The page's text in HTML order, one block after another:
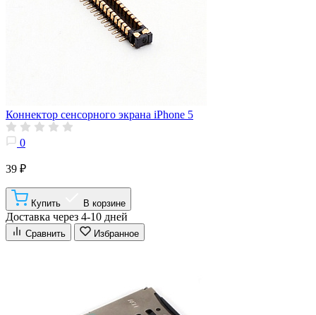
Коннектор сенсорного экрана iPhone 5
0
39 ₽
Купить В корзине
Доставка через 4-10 дней
Сравнить Избранное